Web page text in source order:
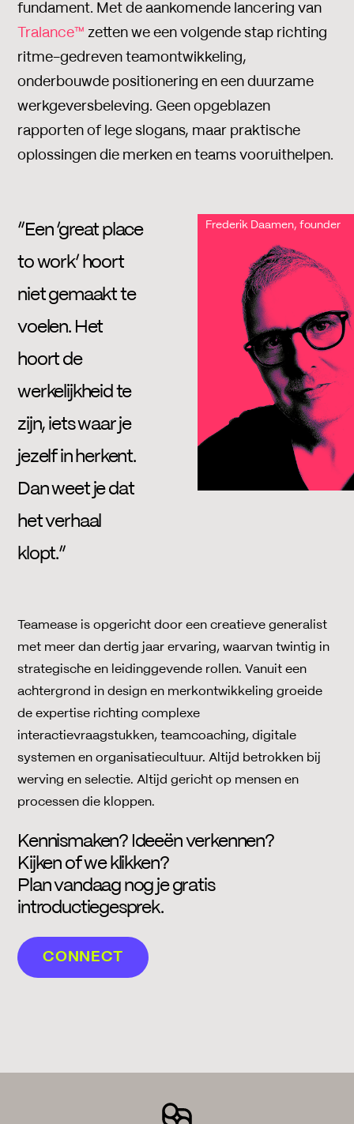
fundament. Met de aankomende lancering van
Tralance™ zetten we een volgende stap richting
ritme-gedreven teamontwikkeling,
onderbouwde positionering en een duurzame
werkgeversbeleving. Geen opgeblazen
rapporten of lege slogans, maar praktische
oplossingen die merken en teams vooruithelpen.
“Een ‘great place
to work’ hoort
niet gemaakt te
voelen. Het
hoort de
werkelijkheid te
zijn, iets waar je
jezelf in herkent.
Dan weet je dat
het verhaal
klopt.”
Frederik Daamen, founder
Teamease is opgericht door een creatieve generalist
met meer dan dertig jaar ervaring, waarvan twintig in
strategische en leidinggevende rollen. Vanuit een
achtergrond in design en merkontwikkeling groeide
de expertise richting complexe
interactievraagstukken, teamcoaching, digitale
systemen en organisatiecultuur. Altijd betrokken bij
werving en selectie. Altijd gericht op mensen en
processen die kloppen.
Kennismaken? Ideeën verkennen?
Kijken of we klikken?
Plan vandaag nog je gratis
introductiegesprek.
CONNECT